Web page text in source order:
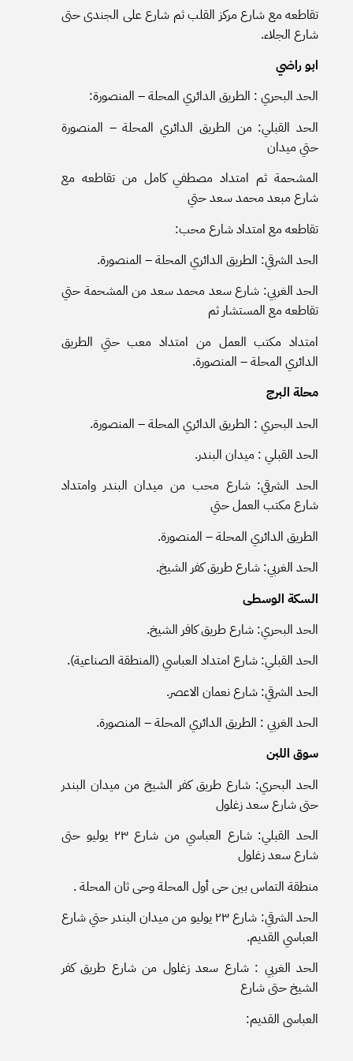
تقاطعه مع شارع مركز القلب ثم شارع على الجندى حتى
شارع الجلاء.
ابو راضي
الحد البحري : الطريق الدائري المحلة – المنصورة:
الحد القبلي: من الطريق الدائري المحلة – المنصورة
حتي ميدان
المشحمة ثم امتداد مصطفي كامل من تقاطعه مع
شارع مبعد محمد سعد حتي
تقاطعه مع امتداد شارع محب:
الحد الشرقي: الطريق الدائري المحلة – المنصورة.
الحد الغربي: شارع سعد محمد سعد من المشحمة حتي
تقاطعه مع المستشار ثم
امتداد مكتب العمل من امتداد معب حتي الطريق
الدائري المحلة – المنصورة.
محلة البرج
الحد البحري : الطريق الدائري المحلة – المنصورة.
الحد القبلي : ميدان البندر.
الحد الشرقي: شارع محب من ميدان البندر وامتداد
شارع مكتب العمل حتي
الطريق الدائري المحلة – المنصورة.
الحد الغربي: شارع طريق كفر الشيخ.
السكة الوسطى
الحد البحري: شارع طريق كافر الشيخ.
الحد القبلي: شارع امتداد العباسي (المنطقة الصناعية).
الحد الشرقي: شارع نعمان الاعصر.
الحد الغربي : الطريق الدائري المحلة – المنصورة.
سوق اللبن
الحد البحري: شارع طريق كفر الشيخ من ميدان البندر
حتى شارع سعد زغلول
الحد القبلي: شارع العباسي من شارع ٢٣ يوليو حتى
شارع سعد زغلول
منطقة التماس بين حى أول المحلة وحى ثان المحلة .
الحد الشرقي: شارع ٢٣ يوليو من ميدان البندر حتي شارع
العباسي القديم.
الحد الغربي : شارع سعد زغلول من شارع طريق كفر
الشيخ حتى شارع
العباسى القديم: